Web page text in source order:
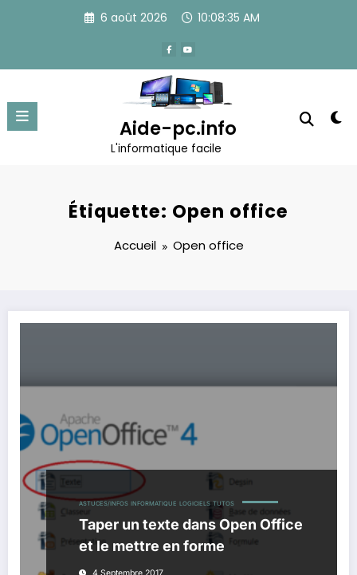
6 août 2026 10:08:35 AM
Aide-pc.info
L'informatique facile
Étiquette: Open office
Accueil Open office
ASTUCES/INFOS INFORMATIQUE LOGICIELS TUTOS
Taper un texte dans Open Office
et le mettre en forme